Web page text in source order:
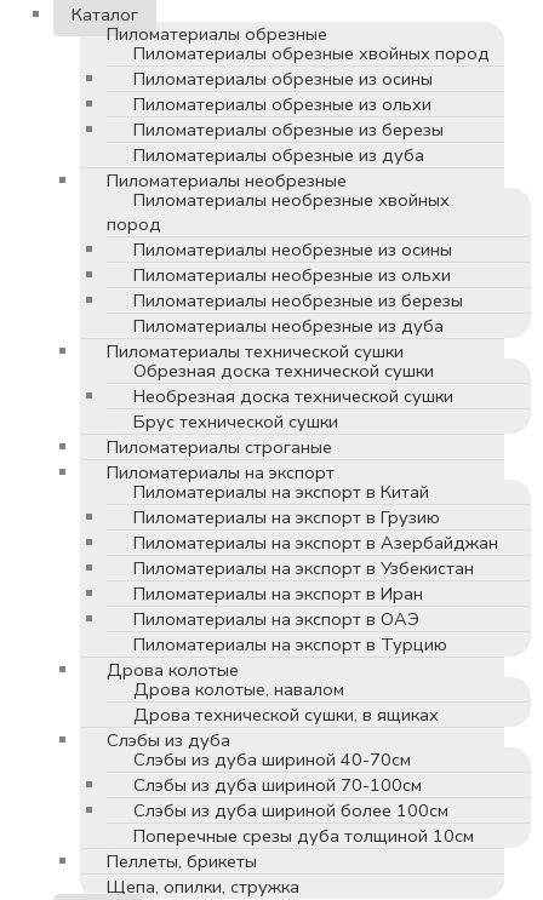
Каталог
Пиломатериалы обрезные
Пиломатериалы обрезные хвойных пород
Пиломатериалы обрезные из осины
Пиломатериалы обрезные из ольхи
Пиломатериалы обрезные из березы
Пиломатериалы обрезные из дуба
Пиломатериалы необрезные
Пиломатериалы необрезные хвойных
пород
Пиломатериалы необрезные из осины
Пиломатериалы необрезные из ольхи
Пиломатериалы необрезные из березы
Пиломатериалы необрезные из дуба
Пиломатериалы технической сушки
Обрезная доска технической сушки
Необрезная доска технической сушки
Брус технической сушки
Пиломатериалы строганые
Пиломатериалы на экспорт
Пиломатериалы на экспорт в Китай
Пиломатериалы на экспорт в Грузию
Пиломатериалы на экспорт в Азербайджан
Пиломатериалы на экспорт в Узбекистан
Пиломатериалы на экспорт в Иран
Пиломатериалы на экспорт в ОАЭ
Пиломатериалы на экспорт в Турцию
Дрова колотые
Дрова колотые, навалом
Дрова технической сушки, в ящиках
Слэбы из дуба
Слэбы из дуба шириной 40-70см
Слэбы из дуба шириной 70-100см
Слэбы из дуба шириной более 100см
Поперечные срезы дуба толщиной 10см
Пеллеты, брикеты
Щепа, опилки, стружка